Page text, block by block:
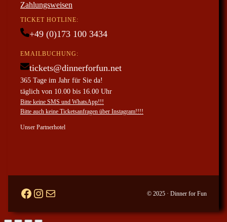
Zahlungsweisen
TICKET HOTLINE:
+49 (0)173 100 3434
EMAILBUCHUNG:
tickets@dinnerforfun.net
365 Tage im Jahr für Sie da!
täglich von 10.00 bis 16.00 Uhr
Bitte keine SMS und WhatsApp!!!
Bitte auch keine Ticketsanfragen über Instagram!!!!
Unser Partnerhotel
Facebook
# ticketanfragen per mail © 2025 · Dinner for Fun